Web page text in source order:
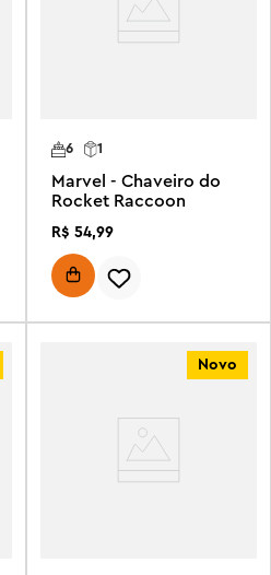
1
6
Marvel - Chaveiro do
Rocket Raccoon
R$ 54,99
Novo